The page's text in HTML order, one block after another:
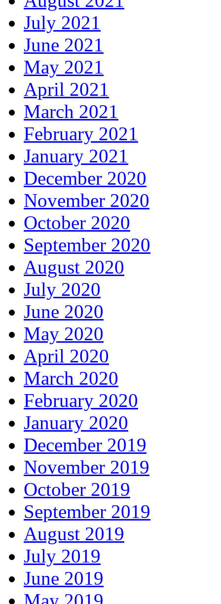
July 2021
June 2021
May 2021
April 2021
March 2021
February 2021
January 2021
December 2020
November 2020
October 2020
September 2020
August 2020
July 2020
June 2020
May 2020
April 2020
March 2020
February 2020
January 2020
December 2019
November 2019
October 2019
September 2019
August 2019
July 2019
June 2019